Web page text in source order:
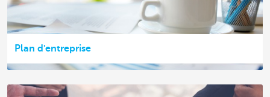
Plan d'entreprise